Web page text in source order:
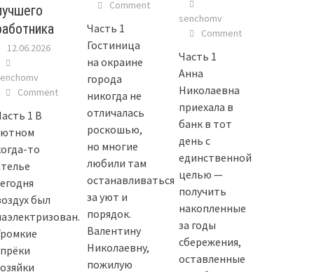
12.06.2026
Comment
1 В
то
был
Comment
Часть 1
Гостиница
на окраине
города
никогда не
отличалась
роскошью,
но многие
любили там
останавливаться
за уют и
порядок.
Валентину
Николаевну,
пожилую
senchomv
Comment
Часть 1
Анна
Николаевна
приехала в
банк в тот
день с
единственной
целью —
получить
накопленные
за годы
сбережения,
оставленные